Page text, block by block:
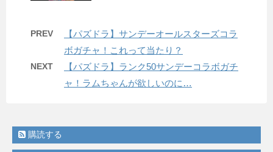
PREV
【パズドラ】サンデーオールスターズコラ
ボガチャ！これって当たり？
NEXT
【パズドラ】ランク50サンデーコラボガチ
ャ！ラムちゃんが欲しいのに…
購読する